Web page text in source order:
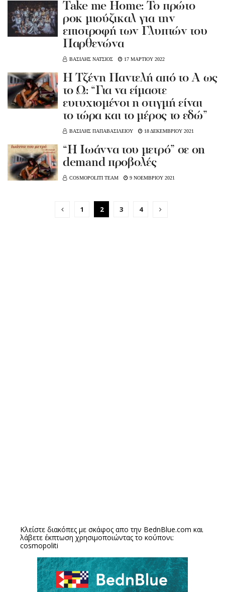
Take me Home: Το πρώτο
ροκ μιούζικαλ για την
επιστροφή των Γλυπτών του
Παρθενώνα
ΒΑΣΙΛΗΣ ΝΑΤΣΙΟΣ 17 ΜΑΡΤΙΟΥ 2022
Η Τζένη Παντελή από το Α ως
το Ω: “Για να είμαστε
ευτυχισμένοι η στιγμή είναι
το τώρα και το μέρος το εδώ”
ΒΑΣΙΛΗΣ ΠΑΠΑΒΑΣΙΛΕΙΟΥ 18 ΔΕΚΕΜΒΡΙΟΥ 2021
“Η Ιωάννα του μετρό” σε on
demand προβολές
COSMOPOLITI TEAM 9 ΝΟΕΜΒΡΙΟΥ 2021
1 2 3 4
Κλείστε διακόπες με σκάφος απο την BednBlue.com και
λάβετε έκπτωση χρησιμοποιώντας το κούπονι:
cosmopoliti